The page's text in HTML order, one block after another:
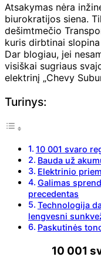
Atsakymas nėra
biurokratijos siena.
dešimtmečio
kuris dirbtinai
Dar blogiau, jei
visiškai sugriaus
elektrinį „Chevy
Turinys:
10 001 svaro
Bauda už
Elektrinio
Galimas
precedentas
Technologija
lengvesni
Paskutinės
10 001